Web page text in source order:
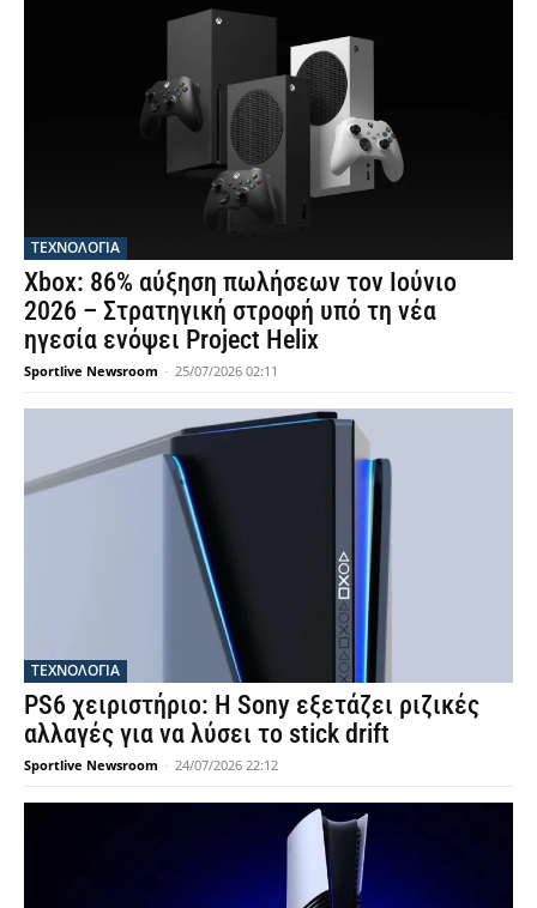
ΤΕΧΝΟΛΟΓΙΑ
Xbox: 86% αύξηση πωλήσεων τον Ιούνιο
2026 – Στρατηγική στροφή υπό τη νέα
ηγεσία ενόψει Project Helix
Sportlive Newsroom - 25/07/2026 02:11
ΤΕΧΝΟΛΟΓΙΑ
PS6 χειριστήριο: Η Sony εξετάζει ριζικές
αλλαγές για να λύσει το stick drift
Sportlive Newsroom - 24/07/2026 22:12